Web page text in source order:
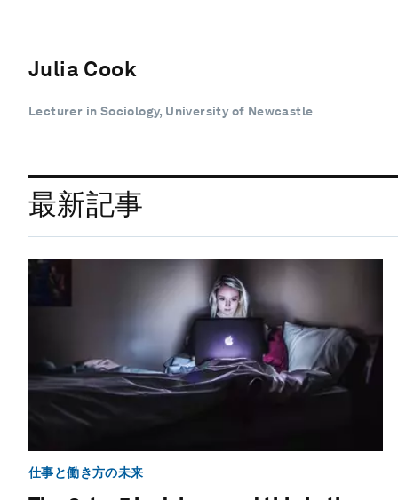
Julia Cook
Lecturer in Sociology, University of Newcastle
最新記事
仕事と働き方の未来